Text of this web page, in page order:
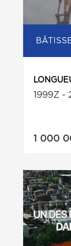
1999Z -
1 000